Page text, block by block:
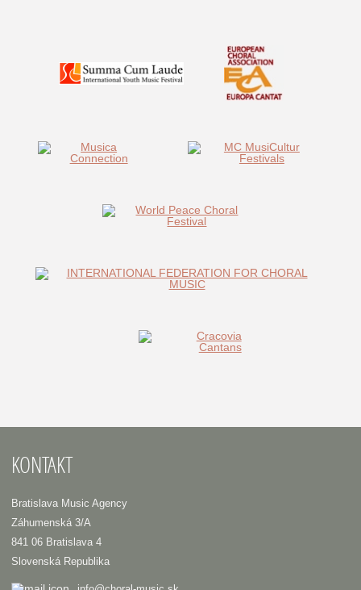
KONTAKT
Bratislava Music Agency
Záhumenská 3/A
841 06 Bratislava 4
Slovenská Republika